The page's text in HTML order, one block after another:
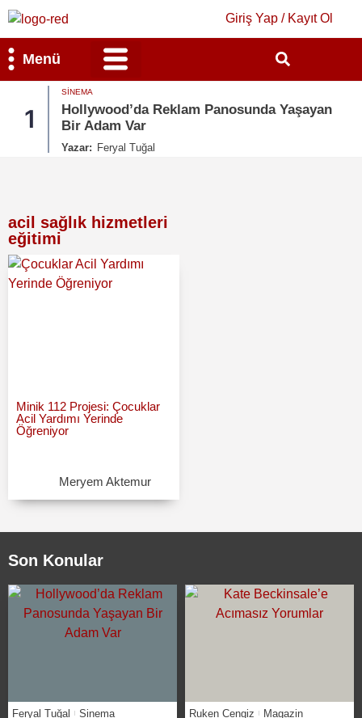
Giriş Yap / Kayıt Ol
Menü
1
SINEMA
Hollywood’da Reklam Panosunda Yaşayan
Bir Adam Var
Yazar: Feryal Tuğal
acil sağlık hizmetleri
eğitimi
Minik 112 Projesi: Çocuklar
Acil Yardımı Yerinde
Öğreniyor
Meryem Aktemur
Son Konular
Feryal Tuğal Sinema Ruken Cengiz Magazin